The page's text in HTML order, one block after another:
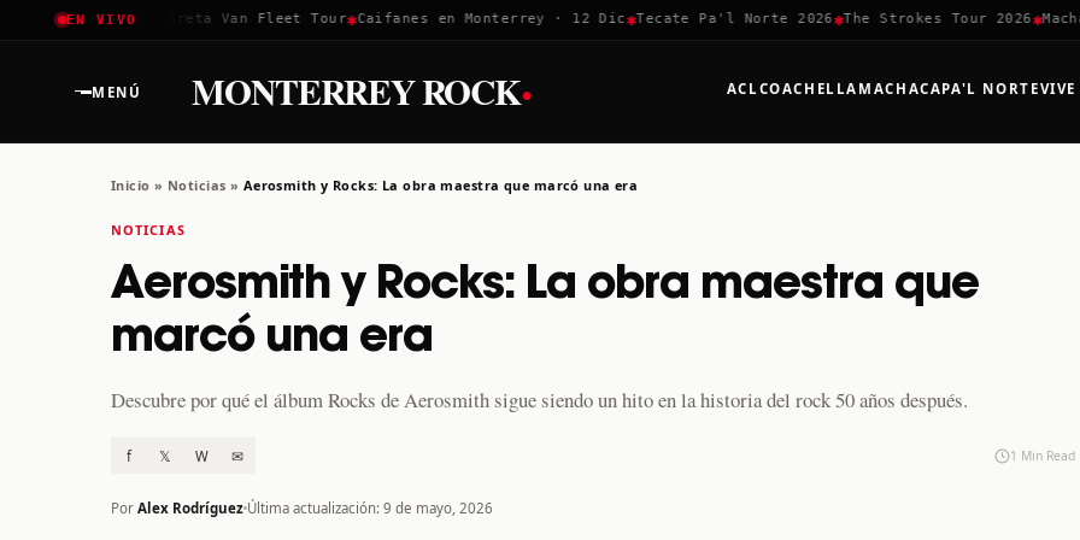
EN VIVO
Coachella 2026✱ Greta Van Fleet Tour✱Caifanes en Monterrey · 12 Dic ✱Tecate Pa'l Norte 2026✱The Strokes Tour 2026✱
MENÚ MONTERREY ROCK· ACLCOACHELLA MACHACAPA'L NORTE
Inicio » Noticias » Aerosmith y Rocks: La obra maestra que marcó una era
NOTICIAS
Aerosmith y Rocks: La obra maestra que
marcó una era
Descubre por qué el álbum Rocks de Aerosmith sigue siendo un hito en la historia del rock 50 años después.
f 𝕏 W ✉ 1 Min Read
Por Alex Rodríguez Última actualización: 9 de mayo, 2026